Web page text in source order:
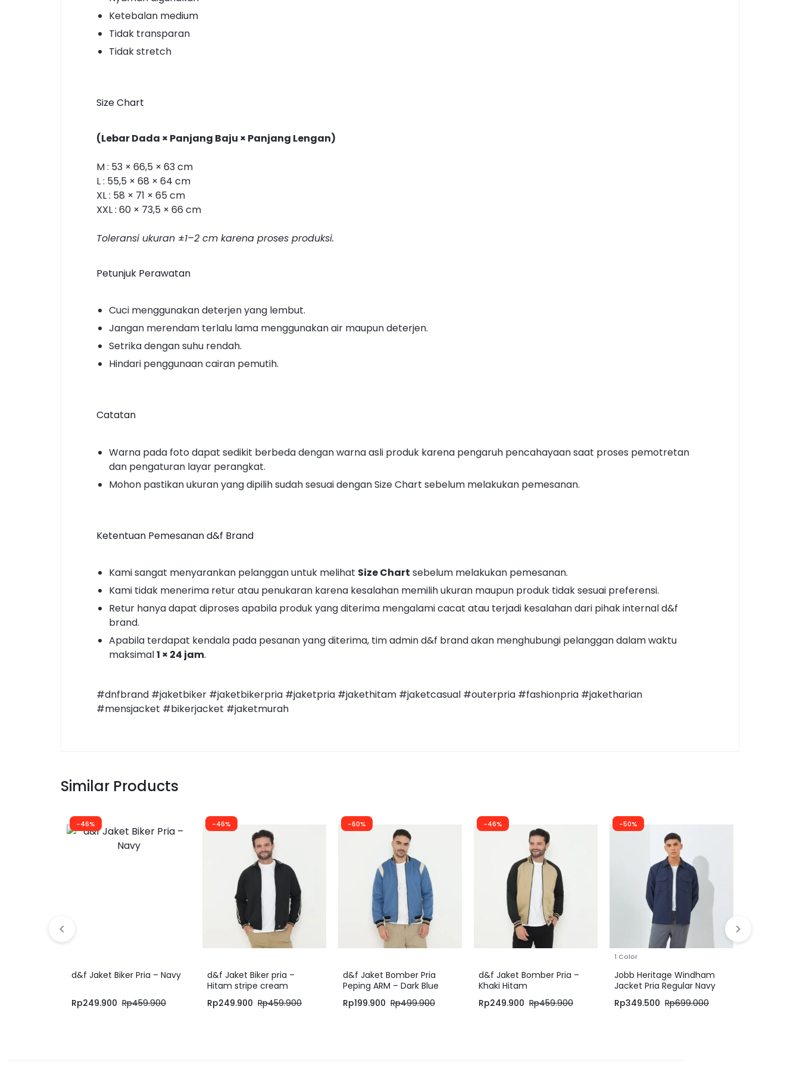
Ketebalan medium
Tidak transparan
Tidak stretch
Size Chart
(Lebar Dada × Panjang Baju × Panjang Lengan)
M : 53 × 66,5 × 63 cm
L : 55,5 × 68 × 64 cm
XL : 58 × 71 × 65 cm
XXL : 60 × 73,5 × 66 cm
Toleransi ukuran ±1–2 cm karena proses produksi.
Petunjuk Perawatan
Cuci menggunakan deterjen yang lembut.
Jangan merendam terlalu lama menggunakan air maupun deterjen.
Setrika dengan suhu rendah.
Hindari penggunaan cairan pemutih.
Catatan
Warna pada foto dapat sedikit berbeda dengan warna asli produk karena pengaruh pencahayaan saat proses pemotretan
dan pengaturan layar perangkat.
Mohon pastikan ukuran yang dipilih sudah sesuai dengan Size Chart sebelum melakukan pemesanan.
Ketentuan Pemesanan d&f Brand
Kami sangat menyarankan pelanggan untuk melihat Size Chart sebelum melakukan pemesanan.
Kami tidak menerima retur atau penukaran karena kesalahan memilih ukuran maupun produk tidak sesuai preferensi.
Retur hanya dapat diproses apabila produk yang diterima mengalami cacat atau terjadi kesalahan dari pihak internal d&f
brand.
Apabila terdapat kendala pada pesanan yang diterima, tim admin d&f brand akan menghubungi pelanggan dalam waktu
maksimal1 × 24 jam.
#dnfbrand #jaketbiker #jaketbikerpria #jaketpria #jakethitam #jaketcasual #outerpria #fashionpria #jaketharian
#mensjacket #bikerjacket #jaketmurah
Similar Products
-46%
d&f Jaket Biker Pria – Navy
Rp249.900 Rp459.900
-46%
d&f Jaket Biker pria –
Hitam stripe cream
Rp249.900 Rp459.900
-60%
d&f Jaket Bomber Pria
Peping ARM – Dark Blue
Cream
Rp199.900 Rp499.900
-46%
d&f Jaket Bomber Pria –
Khaki Hitam
Rp249.900 Rp459.900
-50%
1 Color
Jobb Heritage Windham
Jacket Pria Regular Navy
Rp349.500 Rp699.000